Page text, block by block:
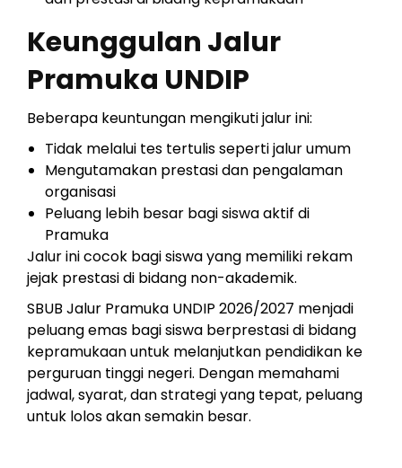
Keunggulan Jalur
Pramuka UNDIP
Beberapa keuntungan mengikuti jalur ini:
Tidak melalui tes tertulis seperti jalur umum
Mengutamakan prestasi dan pengalaman
organisasi
Peluang lebih besar bagi siswa aktif di
Pramuka
Jalur ini cocok bagi siswa yang memiliki rekam
jejak prestasi di bidang non-akademik.
SBUB Jalur Pramuka UNDIP 2026/2027 menjadi
peluang emas bagi siswa berprestasi di bidang
kepramukaan untuk melanjutkan pendidikan ke
perguruan tinggi negeri. Dengan memahami
jadwal, syarat, dan strategi yang tepat, peluang
untuk lolos akan semakin besar.